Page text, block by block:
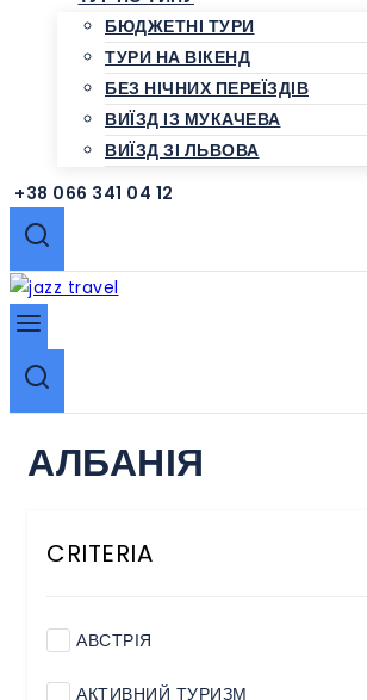
БЮДЖЕТНІ ТУРИ
ТУРИ НА ВІКЕНД
БЕЗ НІЧНИХ ПЕРЕЇЗДІВ
ВИЇЗД ІЗ МУКАЧЕВА
ВИЇЗД ЗІ ЛЬВОВА
+38 066 341 04 12
АЛБАНІЯ
CRITERIA
АВСТРІЯ
АКТИВНИЙ ТУРИЗМ